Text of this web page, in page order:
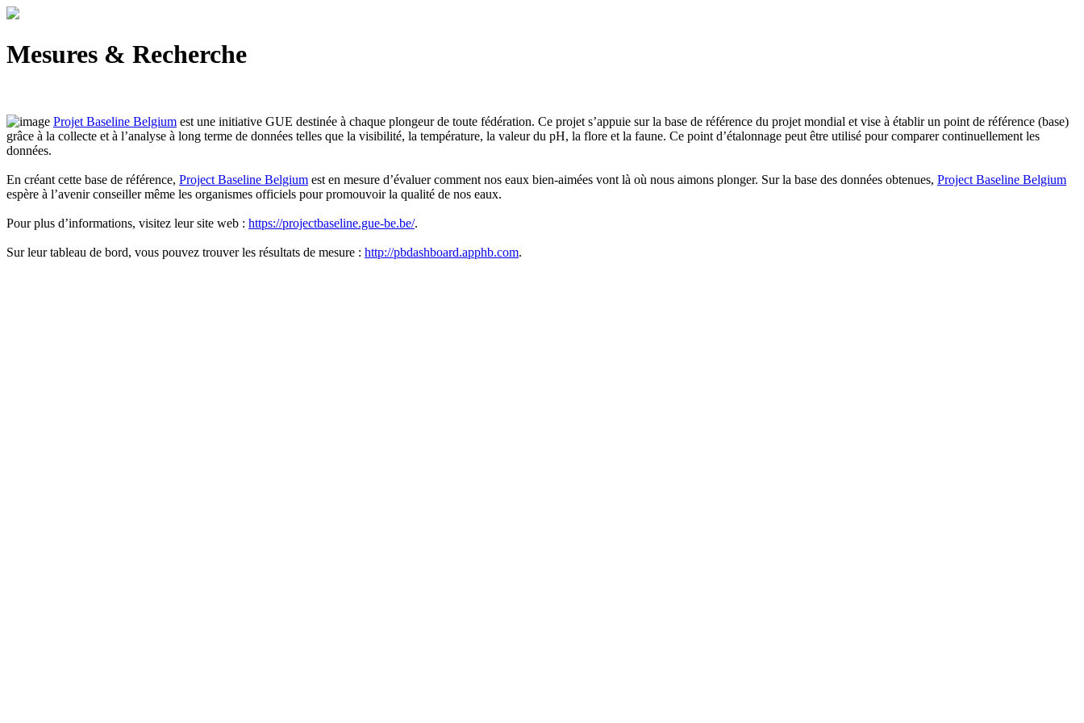
Mesures & Recherche
Projet Baseline Belgium est une initiative GUE destinée à chaque plongeur de toute fédération. Ce projet s’appuie sur la base de référence du projet mondial et vise à établir un point de référence (base)
grâce à la collecte et à l’analyse à long terme de données telles que la visibilité, la température, la valeur du pH, la flore et la faune. Ce point d’étalonnage peut être utilisé pour comparer continuellement les
données.
En créant cette base de référence, Project Baseline Belgium est en mesure d’évaluer comment nos eaux bien-aimées vont là où nous aimons plonger. Sur la base des données obtenues, Project Baseline Belgium
espère à l’avenir conseiller même les organismes officiels pour promouvoir la qualité de nos eaux.
Pour plus d’informations, visitez leur site web : https://projectbaseline.gue-be.be/.
Sur leur tableau de bord, vous pouvez trouver les résultats de mesure : http://pbdashboard.apphb.com.